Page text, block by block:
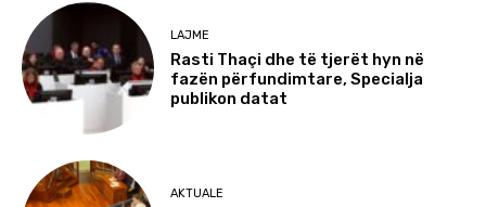
LAJME
Rasti Thaçi dhe të tjerët hyn në
fazën përfundimtare, Specialja
publikon datat
AKTUALE